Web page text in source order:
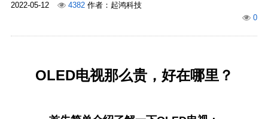
2022-05-12 4382作者：起鸿科技
0
OLED电视那么贵，好在哪里？